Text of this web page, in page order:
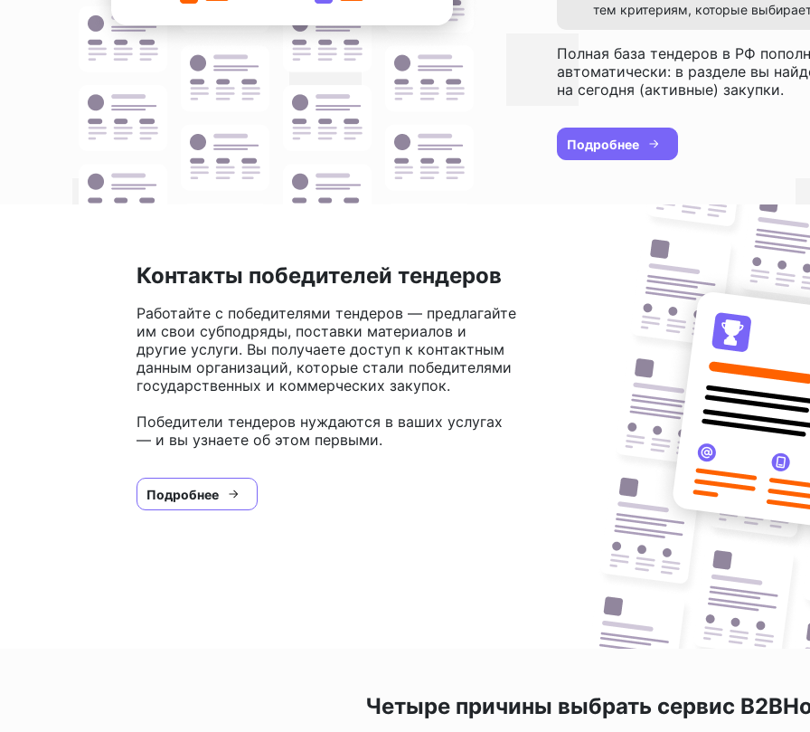
тем критериям, которые
Полная база тендеров в РФ
автоматически: в разделе вы
на сегодня (активные) закупки.
Подробнее
Контакты победителей тендеров
Работайте с победителями тендеров — предлагайте
им свои субподряды, поставки материалов и
другие услуги. Вы получаете доступ к контактным
данным организаций, которые стали победителями
государственных и коммерческих закупок.
Победители тендеров нуждаются в ваших услугах
— и вы узнаете об этом первыми.
Подробнее
Четыре причины выбрать сервис